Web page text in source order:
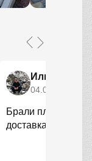
Илья
04.04.2026
Брали плитку для
доставка быстрая.